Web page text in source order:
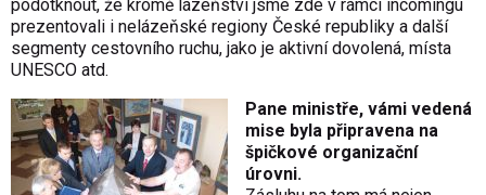
podotknout, že kromě lázeňství jsme zde v rámci incomingu
prezentovali i nelázeňské regiony České republiky a další
segmenty cestovního ruchu, jako je aktivní dovolená, místa
UNESCO atd.
Pane ministře, vámi vedená
mise byla připravena na
špičkové organizační
úrovni.